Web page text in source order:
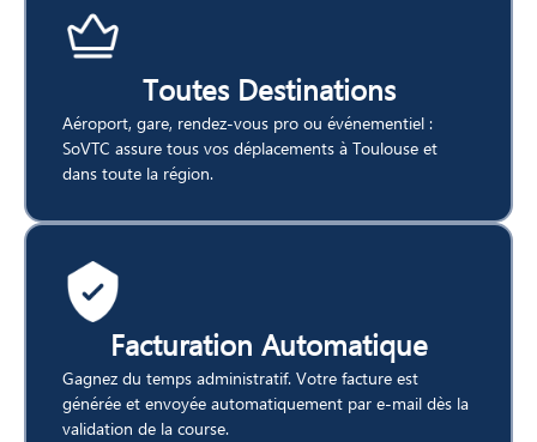
Toutes Destinations
Aéroport, gare, rendez-vous pro ou événementiel :
SoVTC assure tous vos déplacements à Toulouse et
dans toute la région.
Facturation Automatique
Gagnez du temps administratif. Votre facture est
générée et envoyée automatiquement par e-mail dès la
validation de la course.